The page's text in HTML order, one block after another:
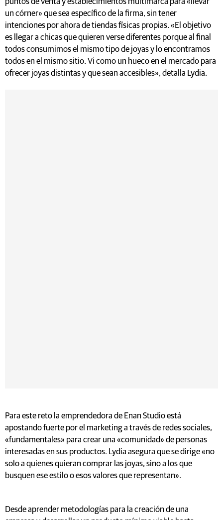
un córner» que sea específico de la firma, sin tener
intenciones por ahora de tiendas físicas propias. «El objetivo
es llegar a chicas que quieren verse diferentes porque al final
todos consumimos el mismo tipo de joyas y lo encontramos
todos en el mismo sitio. Vi como un hueco en el mercado para
ofrecer joyas distintas y que sean accesibles», detalla Lydia.
Para este reto la emprendedora de Enan Studio está
apostando fuerte por el marketing a través de redes sociales,
«fundamentales» para crear una «comunidad» de personas
interesadas en sus productos. Lydia asegura que se dirige «no
solo a quienes quieran comprar las joyas, sino a los que
busquen ese estilo o esos valores que representan».
Desde aprender metodologías para la creación de una